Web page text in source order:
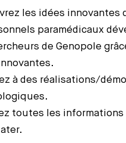
les idées innovantes
paramédicaux
de Genopole
à des réalisations/
toutes les